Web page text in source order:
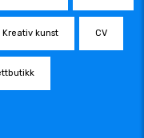
Kreativ kunst CV